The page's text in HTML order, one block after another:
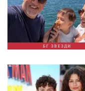
БГ ЗВЕЗДИ